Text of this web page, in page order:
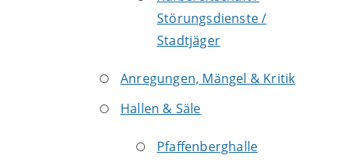
Störungsdienste /
Stadtjäger
Anregungen, Mängel & Kritik
Hallen & Säle
Pfaffenberghalle